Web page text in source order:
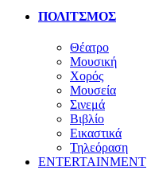
ΠΟΛΙΤΣΜΟΣ
Θέατρο
Μουσική
Χορός
Μουσεία
Σινεμά
Βιβλίο
Εικαστικά
Τηλεόραση
ENTERTAINMENT